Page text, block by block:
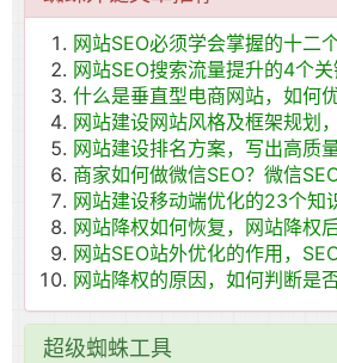
网站SEO必须学会掌握的十二
网站SEO搜索流量提升的4个
什么是垂直型电商网站，如何
网站建设网站风格及框架规划
网站建设排名方案，写出高质
商家如何做微信SEO？微信
网站建设移动端优化的23个知
网站降权如何恢复，网站降权
网站SEO站外优化的作用，
网站降权的原因，如何判断是
超级蜘蛛工具